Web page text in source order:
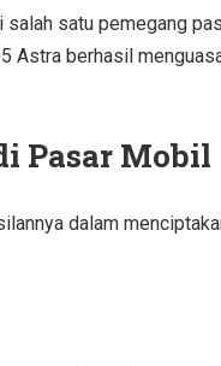
satu pemegang
Astra berhasil
Pasar Mobil
dalam